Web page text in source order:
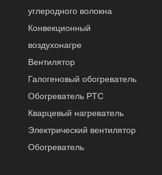
углеродного волокна
Конвекционный
воздухонагре
Вентилятор
Галогеновый обогреватель
Обогреватель PTC
Кварцевый нагреватель
Электрический вентилятор
Обогреватель